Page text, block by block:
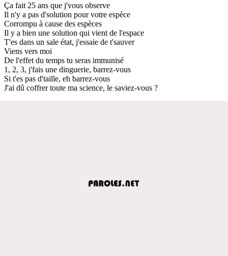
Ça fait 25 ans que j'vous observe
Il n'y a pas d'solution pour votre espèce
Corrompu à cause des espèces
Il y a bien une solution qui vient de l'espace
T'es dans un sale état, j'essaie de t'sauver
Viens vers moi
De l'effet du temps tu seras immunisé
1, 2, 3, j'fais une dinguerie, barrez-vous
Si t'es pas d'taille, eh barrez-vous
J'ai dû coffrer toute ma science, le saviez-vous ?